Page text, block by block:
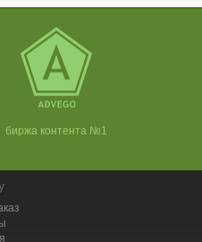
биржа контента №1